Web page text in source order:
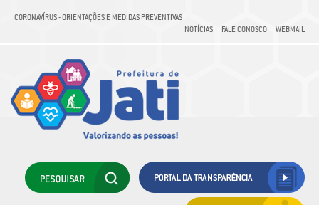
CORONAVÍRUS - ORIENTAÇÕES E MEDIDAS PREVENTIVAS
NOTÍCIAS
FALE CONOSCO WEBMAIL